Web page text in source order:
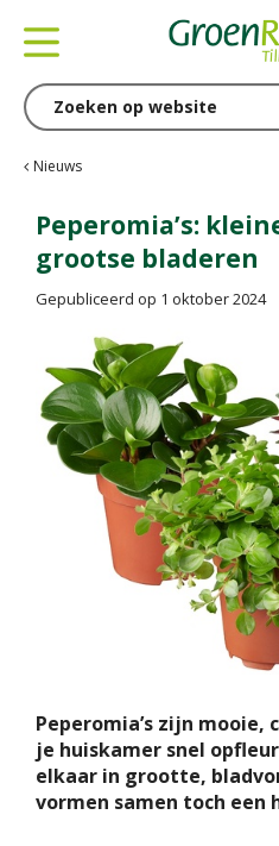
Nieuws
Peperomia’s:
grootse bladeren
Gepubliceerd op 1 oktober 2024
Peperomia’s zijn mooie,
je huiskamer snel
elkaar in grootte,
vormen samen toch een